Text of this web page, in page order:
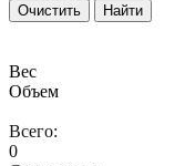
Очистить Найти
Вес
Объем
Всего:
0